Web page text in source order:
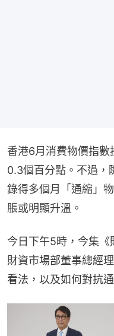
香港6月消費物價指
0.3個百分點。不過，
錄得多個月「通縮」
脹或明顯升溫。
今日下午5時，今集
財資市場部董事總經
看法，以及如何對抗